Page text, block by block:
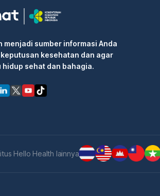
menjadi sumber informasi Anda
kesehatan dan agar
hidup sehat dan bahagia.
Hello Health lainnya